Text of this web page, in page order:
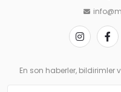
En son haberler,